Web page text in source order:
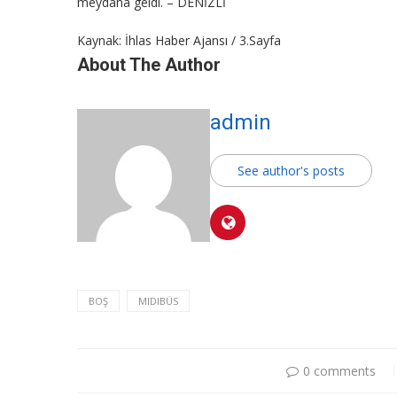
Kaynak: İhlas Haber Ajansı / 3.Sayfa
About The Author
admin
See author's posts
BOŞ MIDIBÜS
0 comments